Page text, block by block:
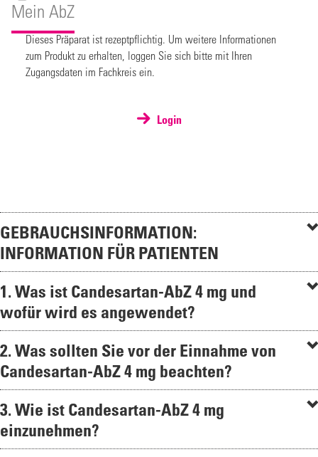
Mein AbZ
Dieses Präparat ist rezeptpflichtig. Um weitere Informationen
zum Produkt zu erhalten, loggen Sie sich bitte mit Ihren
Zugangsdaten im Fachkreis ein.
Login
GEBRAUCHSINFORMATION:
INFORMATION FÜR PATIENTEN
1. Was ist Candesartan-AbZ 4 mg und
wofür wird es angewendet?
2. Was sollten Sie vor der Einnahme von
Candesartan-AbZ 4 mg beachten?
3. Wie ist Candesartan-AbZ 4 mg
einzunehmen?